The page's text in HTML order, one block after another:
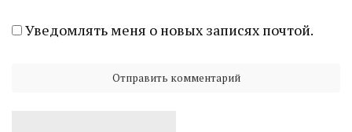
Уведомлять меня о новых записях почтой.